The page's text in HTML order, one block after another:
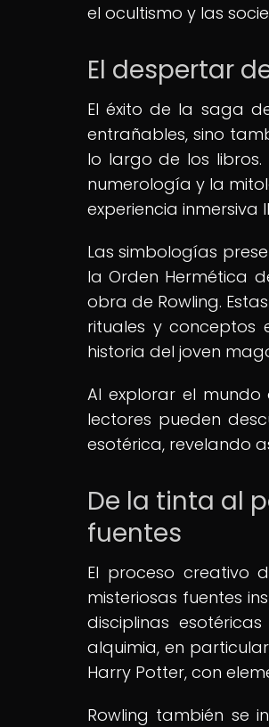
el ocultismo y las
El despertar
El éxito de la saga
entrañables, sino
lo largo de los
numerología y la
experiencia inmersiva
Las simbologías
la Orden Hermética
obra de Rowling.
rituales y
historia del joven
Al explorar el
lectores pueden
esotérica, revelando
De la tinta al
fuentes
El proceso creativo
misteriosas fuentes
disciplinas
alquimia, en
Harry Potter, con
Rowling también se